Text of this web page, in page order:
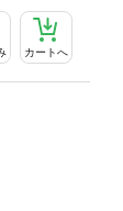
カートへ